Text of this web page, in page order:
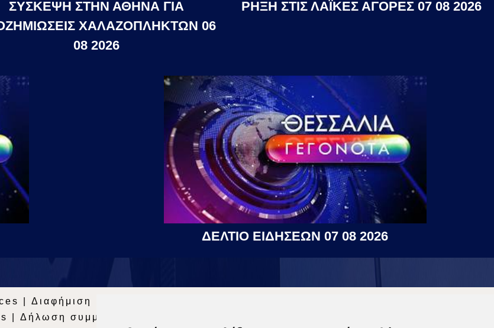
ΣΥΣΚΕΨΗ ΣΤΗΝ ΑΘΗΝΑ ΓΙΑ
ΧΑΛΑΖΟΠΛΗΚΤΩΝ 06
08 2026
ΡΗΞΗ ΣΤΙΣ ΛΑΪΚΕΣ ΑΓΟΡΕΣ 07 08 2026
ΔΕΛΤΙΟ ΕΙΔΗΣΕΩΝ 07 08 2026
Διαφήμιση
Δήλωση συμμόρφωσης με τη σύσταση (ΕΕ) 2018/334